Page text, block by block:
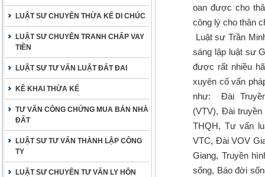
LUẬT SƯ CHUYÊN THỪA KẾ DI CHÚC
LUẬT SƯ CHUYÊN TRANH CHẤP VAY
TIỀN
LUẬT SƯ TƯ VẤN LUẬT ĐẤT ĐAI
KÊ KHAI THỪA KẾ
TƯ VẤN CÔNG CHỨNG MUA BÁN NHÀ
ĐẤT
LUẬT SƯ TƯ VẤN THÀNH LẬP CÔNG
TY
LUẬT SƯ CHUYÊN TƯ VẤN LY HÔN
oan được cho
công lý cho thân
Luật sư Trần
sáng lập luật sư
được rất nhiều
xuyên cố vấn
như: Đài
(VTV), Đài truyền
THQH, Tư vấn
VTC, Đài VOV
Giang, Truyền
sống, Báo đời